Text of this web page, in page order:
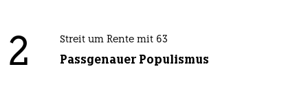
2 Streit um Rente mit 63
Passgenauer Populismus